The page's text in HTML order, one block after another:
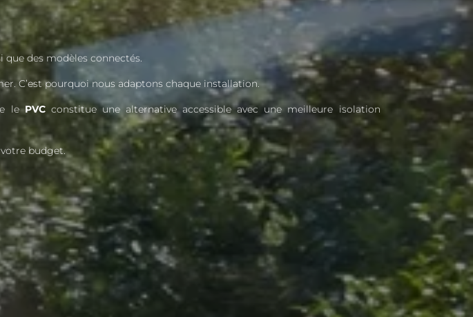
que des modèles connectés.
C’est pourquoi nous adaptons chaque installation.
lePVCconstitue une alternative accessible avec une meilleure isolation
budget.